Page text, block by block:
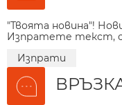
"Твоята новина"!
Изпратете текст,
Изпрати